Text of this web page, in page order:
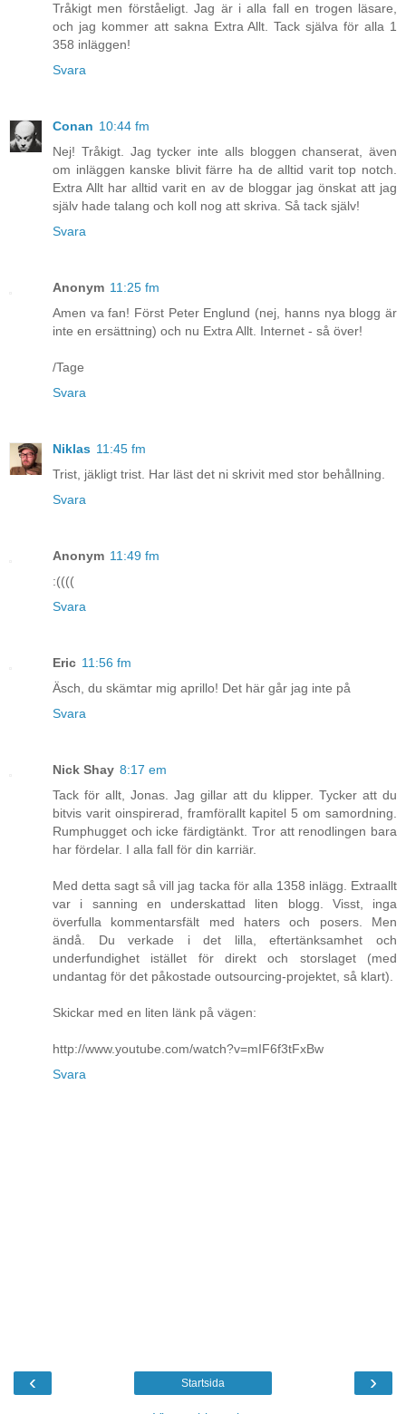
Tråkigt men förståeligt. Jag är i alla fall en trogen läsare,
och jag kommer att sakna Extra Allt. Tack själva för alla 1
358 inläggen!
Svara
Conan 10:44 fm
Nej! Tråkigt. Jag tycker inte alls bloggen chanserat, även
om inläggen kanske blivit färre ha de alltid varit top notch.
Extra Allt har alltid varit en av de bloggar jag önskat att jag
själv hade talang och koll nog att skriva. Så tack själv!
Svara
Anonym 11:25 fm
Amen va fan! Först Peter Englund (nej, hanns nya blogg är
inte en ersättning) och nu Extra Allt. Internet - så över!
/Tage
Svara
Niklas 11:45 fm
Trist, jäkligt trist. Har läst det ni skrivit med stor behållning.
Svara
Anonym 11:49 fm
:((((
Svara
Eric 11:56 fm
Äsch, du skämtar mig aprillo! Det här går jag inte på
Svara
Nick Shay 8:17 em
Tack för allt, Jonas. Jag gillar att du klipper. Tycker att du
bitvis varit oinspirerad, framförallt kapitel 5 om samordning.
Rumphugget och icke färdigtänkt. Tror att renodlingen bara
har fördelar. I alla fall för din karriär.
Med detta sagt så vill jag tacka för alla 1358 inlägg. Extraallt
var i sanning en underskattad liten blogg. Visst, inga
överfulla kommentarsfält med haters och posers. Men
ändå. Du verkade i det lilla, eftertänksamhet och
underfundighet istället för direkt och storslaget (med
undantag för det påkostade outsourcing-projektet, så klart).
Skickar med en liten länk på vägen:
http://www.youtube.com/watch?v=mIF6f3tFxBw
Svara
‹ ›
Startsida